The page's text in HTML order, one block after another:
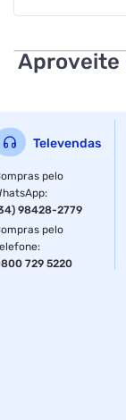
Aproveite
Televendas
pelo
:
98428-2779
pelo
:
729 5220